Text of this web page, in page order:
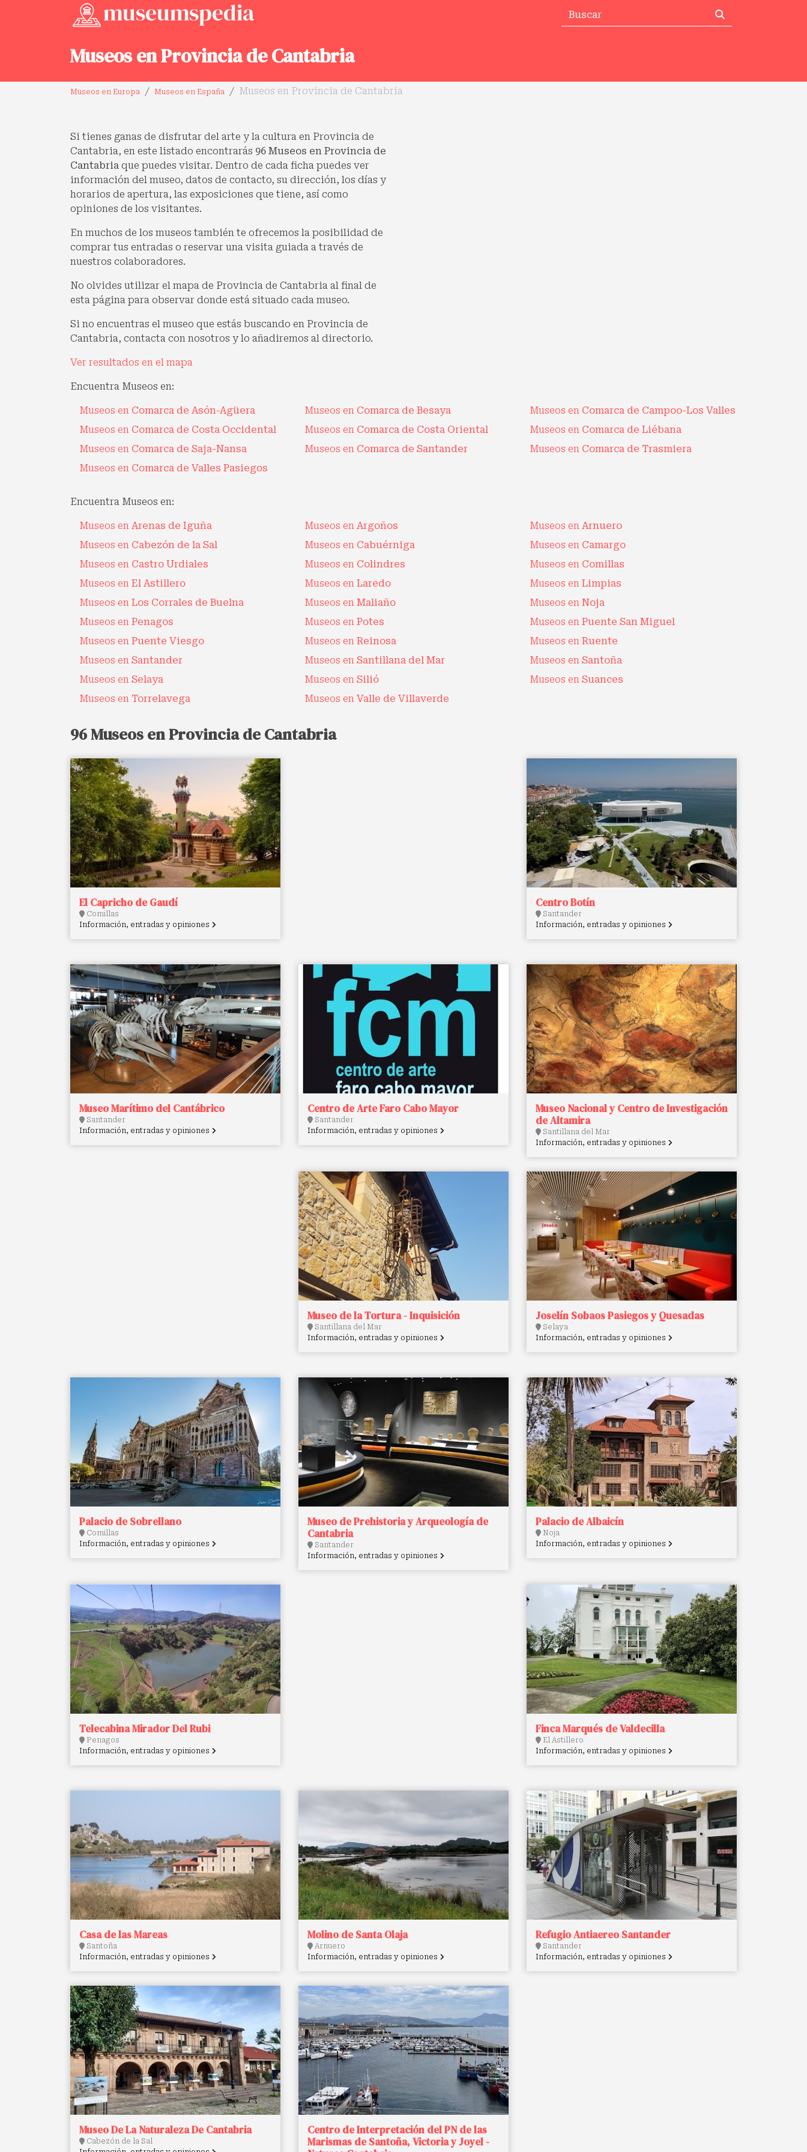
Museos en Provincia de Cantabria
Museos en Europa Museos en España Museos en Provincia de Cantabria
Si tienes ganas de disfrutar del arte y la cultura en Provincia de
Cantabria, en este listado encontrarás 96 Museos en Provincia de
Cantabria que puedes visitar. Dentro de cada ficha puedes ver
información del museo, datos de contacto, su dirección, los días y
horarios de apertura, las exposiciones que tiene, así como
opiniones de los visitantes.
En muchos de los museos también te ofrecemos la posibilidad de
comprar tus entradas o reservar una visita guiada a través de
nuestros colaboradores.
No olvides utilizar el mapa de Provincia de Cantabria al final de
esta página para observar donde está situado cada museo.
Si no encuentras el museo que estás buscando en Provincia de
Cantabria, contacta con nosotros y lo añadiremos al directorio.
Ver resultados en el mapa
Encuentra Museos en:
Museos en Comarca de Asón-Agüera Museos en Comarca de Besaya Museos en Comarca de Campoo-Los Valles
Museos en Comarca de Costa Occidental Museos en Comarca de Costa Oriental Museos en Comarca de Liébana
Museos en Comarca de Saja-Nansa Museos en Comarca de Santander Museos en Comarca de Trasmiera
Museos en Comarca de Valles Pasiegos
Encuentra Museos en:
Museos en Arenas de Iguña Museos en Argoños Museos en Arnuero
Museos en Cabezón de la Sal Museos en Cabuérniga Museos en Camargo
Museos en Castro Urdiales Museos en Colindres Museos en Comillas
Museos en El Astillero Museos en Laredo Museos en Limpias
Museos en Los Corrales de Buelna Museos en Maliaño Museos en Noja
Museos en Penagos Museos en Potes Museos en Puente San Miguel
Museos en Puente Viesgo Museos en Reinosa Museos en Ruente
Museos en Santander Museos en Santillana del Mar Museos en Santoña
Museos en Selaya Museos en Silió Museos en Suances
Museos en Torrelavega Museos en Valle de Villaverde
96 Museos en Provincia de Cantabria
El Capricho de Gaudí
Comillas
Información, entradas y opiniones
Centro Botín
Santander
Información, entradas y opiniones
Museo Marítimo del Cantábrico
Santander
Información, entradas y opiniones
Centro de Arte Faro Cabo Mayor
Santander
Información, entradas y opiniones
Museo Nacional y Centro de Investigación
de Altamira
Santillana del Mar
Información, entradas y opiniones
Museo de la Tortura - Inquisición
Santillana del Mar
Información, entradas y opiniones
Joselín Sobaos Pasiegos y Quesadas
Selaya
Información, entradas y opiniones
Palacio de Sobrellano
Comillas
Información, entradas y opiniones
Museo de Prehistoria y Arqueología de
Cantabria
Santander
Información, entradas y opiniones
Palacio de Albaicín
Noja
Información, entradas y opiniones
Telecabina Mirador Del Rubi
Penagos
Información, entradas y opiniones
Finca Marqués de Valdecilla
El Astillero
Información, entradas y opiniones
Casa de las Mareas
Santoña
Información, entradas y opiniones
Molino de Santa Olaja
Arnuero
Información, entradas y opiniones
Refugio Antiaereo Santander
Santander
Información, entradas y opiniones
Museo De La Naturaleza De Cantabria
Cabezón de la Sal
Centro de Interpretación del PN de las
Marismas de Santoña, Victoria y Joyel -